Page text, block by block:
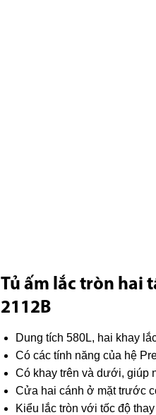
Tủ ấm lắc tròn hai
2112B
Dung tích 580L, hai khay
Có các tính năng của hệ
Có khay trên và dưới, giúp
Cửa hai cánh ở mặt trước
Kiểu lắc tròn với tốc độ